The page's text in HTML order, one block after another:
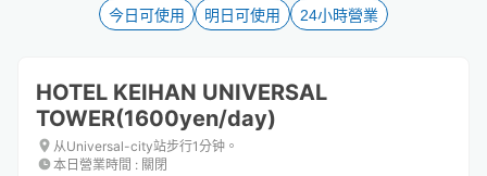
keyboard
shortcuts
for
changing
key
to
keyboard
shortcuts
for
changing
今日可使用 明日可使用 24小時營業
HOTEL KEIHAN UNIVERSAL
TOWER(1600yen/day)
从Universal-city站步行1分钟。
本日營業時間 : 關閉